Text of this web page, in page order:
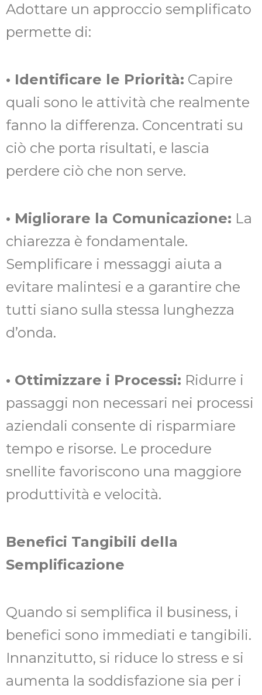
Adottare un approccio semplificato
permette di:
• Identificare le Priorità: Capire
quali sono le attività che realmente
fanno la differenza. Concentrati su
ciò che porta risultati, e lascia
perdere ciò che non serve.
• Migliorare la Comunicazione: La
chiarezza è fondamentale.
Semplificare i messaggi aiuta a
evitare malintesi e a garantire che
tutti siano sulla stessa lunghezza
d’onda.
• Ottimizzare i Processi: Ridurre i
passaggi non necessari nei processi
aziendali consente di risparmiare
tempo e risorse. Le procedure
snellite favoriscono una maggiore
produttività e velocità.
Benefici Tangibili della
Semplificazione
Quando si semplifica il business, i
benefici sono immediati e tangibili.
Innanzitutto, si riduce lo stress e si
aumenta la soddisfazione sia per i